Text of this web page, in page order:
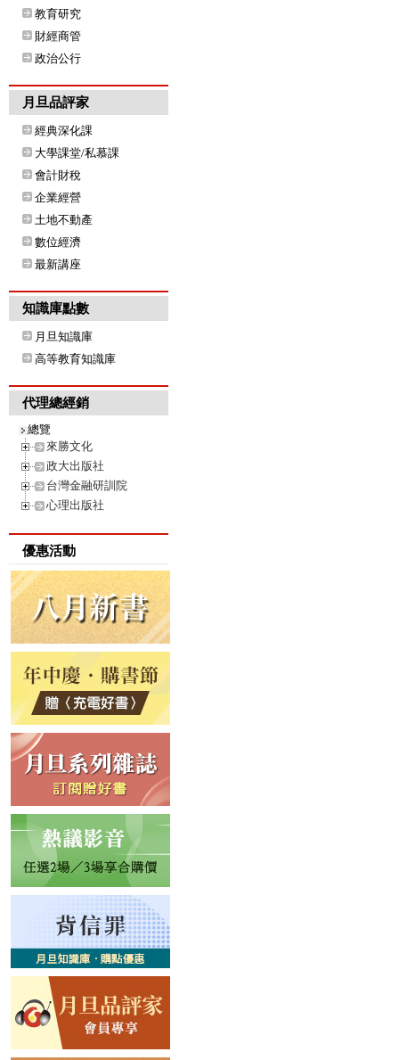
教育研究
財經商管
政治公行
月旦品評家
經典深化課
大學課堂/私慕課
會計財稅
企業經營
土地不動產
數位經濟
最新講座
知識庫點數
月旦知識庫
高等教育知識庫
代理總經銷
總覽
來勝文化
政大出版社
台灣金融研訓院
心理出版社
優惠活動